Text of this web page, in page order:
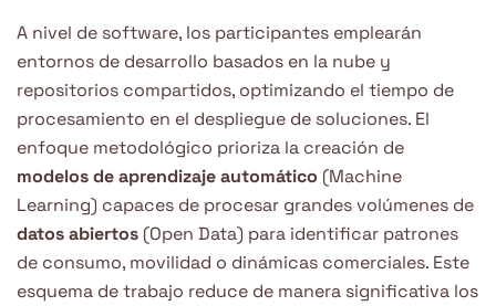
A nivel de software, los participantes emplearán
entornos de desarrollo basados en la nube y
repositorios compartidos, optimizando el tiempo de
procesamiento en el despliegue de soluciones. El
enfoque metodológico prioriza la creación de
modelos de aprendizaje automático (Machine
Learning) capaces de procesar grandes volúmenes de
datos abiertos (Open Data) para identificar patrones
de consumo, movilidad o dinámicas comerciales. Este
esquema de trabajo reduce de manera significativa los